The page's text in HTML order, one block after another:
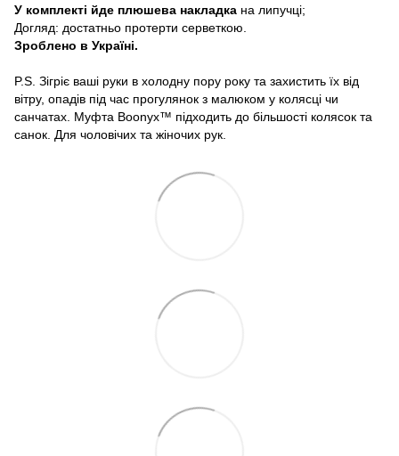
У комплекті йде плюшева накладка на липучці;
Догляд: достатньо протерти серветкою.
Зроблено в Україні.
P.S. Зігріє ваші руки в холодну пору року та захистить їх від
вітру, опадів під час прогулянок з малюком у колясці чи
санчатах. Муфта Boonyx™ підходить до більшості колясок та
санок. Для чоловічих та жіночих рук.